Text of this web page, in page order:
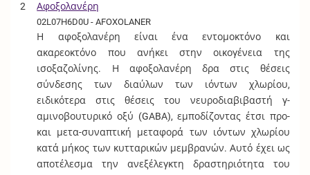
2 Αφοξολανέρη
02L07H6D0U - AFOXOLANER
Η αφοξολανέρη είναι ένα εντομοκτόνο και
ακαρεοκτόνο που ανήκει στην οικογένεια της
ισοξαζολίνης. Η αφοξολανέρη δρα στις θέσεις
σύνδεσης των διαύλων των ιόντων χλωρίου,
ειδικότερα στις θέσεις του νευροδιαβιβαστή γ-
αμινοβουτυρικό οξύ (GABA), εμποδίζοντας έτσι προ-
και μετα-συναπτική μεταφορά των ιόντων χλωρίου
κατά μήκος των κυτταρικών μεμβρανών. Αυτό έχει ως
αποτέλεσμα την ανεξέλεγκτη δραστηριότητα του